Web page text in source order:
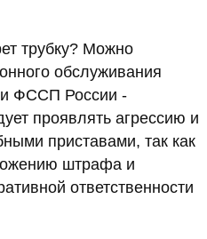
трубку? Можно
обслуживания
ФССП России -
проявлять агрессию и
приставами, так как
штрафа и
ответственности